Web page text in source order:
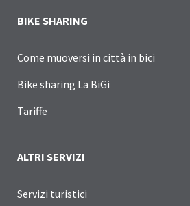
BIKE SHARING
Come muoversi in città in bici
Bike sharing La BiGi
Tariffe
ALTRI SERVIZI
Servizi turistici